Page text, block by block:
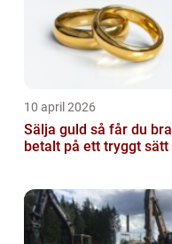
10 april 2026
Sälja guld så får du bra
betalt på ett tryggt sätt